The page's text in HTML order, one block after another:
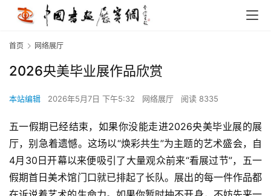
首页 网络展厅
2026央美毕业展作品欣赏
本站编辑 2026年5月7日 下午5:32 网络展厅 阅读 8335
五一假期已经结束，如果你没能走进2026央美毕业展的展
厅，别急着遗憾。这场以“焕彩共生”为主题的艺术盛会，自
4月30日开幕以来便吸引了大量观众前来“看展过节”，五一
假期首日美术馆门口就已排起了长队。展出的每一件作品都